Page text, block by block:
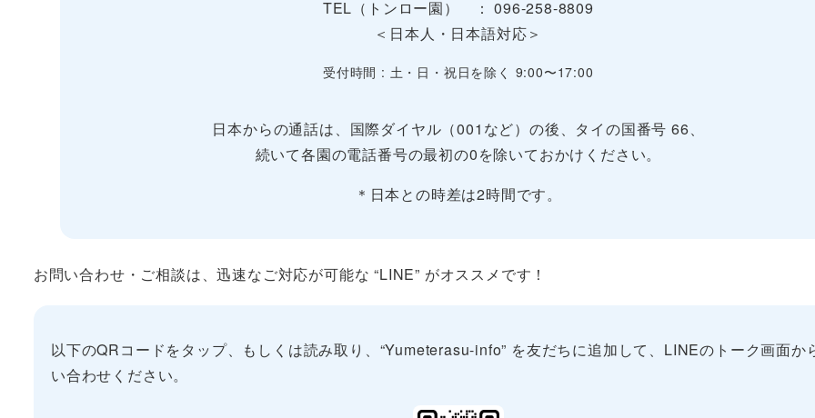
TEL（トンロー園） ： 096-258-8809
＜日本人・日本語対応＞
受付時間 : 土・日・祝日を除く 9:00〜17:00
日本からの通話は、国際ダイヤル（001など）の後、タイの国番号 66、
続いて各園の電話番号の最初の0を除いておかけください。
＊日本との時差は2時間です。
お問い合わせ・ご相談は、迅速なご対応が可能な “LINE” がオススメです！
以下のQRコードをタップ、もしくは読み取り、“Yumeterasu-info” を友だちに追加して、LINEのトーク画面か
い合わせください。